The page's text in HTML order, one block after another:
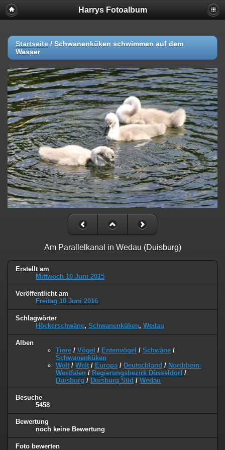
Harrys Fotoalbum
Startseite / Schwanenküken schwimmen auf dem
Wasser
Am Parallelkanal in Wedau (Duisburg)
Erstellt am
Mittwoch 10 Juni 2015
Veröffentlicht am
Freitag 10 Juni 2016
Schlagwörter
Höckerschwäne, Schwanenküken, Wedau
Alben
Tiere / Vögel / Entenvögel / Schwäne /
Schwanenküken
Welt / Welt / Europa / Deutschland / Nordrhein-
Westfalen / Regierungsbezirk Düsseldorf/
Duisburg / Duisburg Süd / Wedau
Besuche
5458
Bewertung
noch keine Bewertung
Foto bewerten